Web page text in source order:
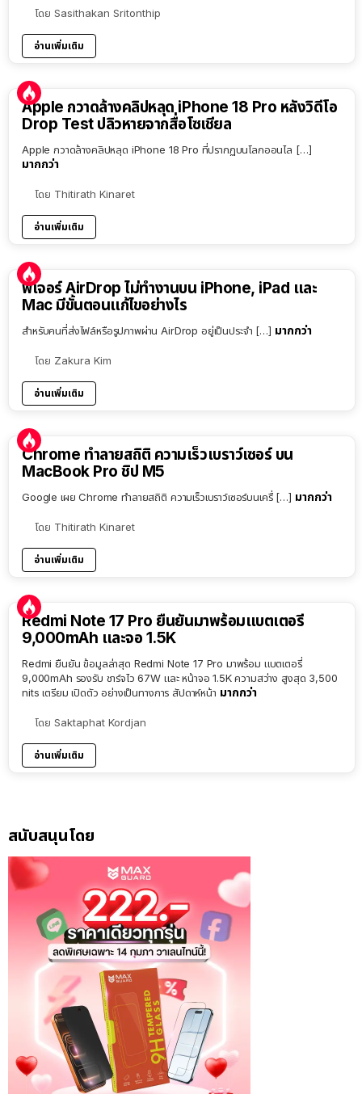
โดย Sasithakan Sritonthip
อ่านเพิ่มเติม
Apple กวาดล้างคลิปหลุด iPhone 18 Pro หลังวิดีโอ
Drop Test ปลิวหายจากสื่อโซเชียล
Apple กวาดล้างคลิปหลุด iPhone 18 Pro ที่ปรากฏบนโลกออนไล […]
มากกว่า
โดย Thitirath Kinaret
อ่านเพิ่มเติม
ฟีเจอร์ AirDrop ไม่ทำงานบน iPhone, iPad และ
Mac มีขั้นตอนแก้ไขอย่างไร
สำหรับคนที่ส่งไฟล์หรือรูปภาพผ่าน AirDrop อยู่เป็นประจำ […] มากกว่า
โดย Zakura Kim
อ่านเพิ่มเติม
Chrome ทำลายสถิติ ความเร็วเบราว์เซอร์ บน
MacBook Pro ชิป M5
Google เผย Chrome ทำลายสถิติ ความเร็วเบราว์เซอร์บนเครื่ […] มากกว่า
โดย Thitirath Kinaret
อ่านเพิ่มเติม
Redmi Note 17 Pro ยืนยันมาพร้อมแบตเตอรี่
9,000mAh และจอ 1.5K
Redmi ยืนยัน ข้อมูลล่าสุด Redmi Note 17 Pro มาพร้อม แบตเตอรี่
9,000mAh รองรับ ชาร์จไว 67W และ หน้าจอ 1.5K ความสว่าง สูงสุด 3,500
nits เตรียม เปิดตัว อย่างเป็นทางการ สัปดาห์หน้า มากกว่า
โดย Saktaphat Kordjan
อ่านเพิ่มเติม
สนับสนุนโดย